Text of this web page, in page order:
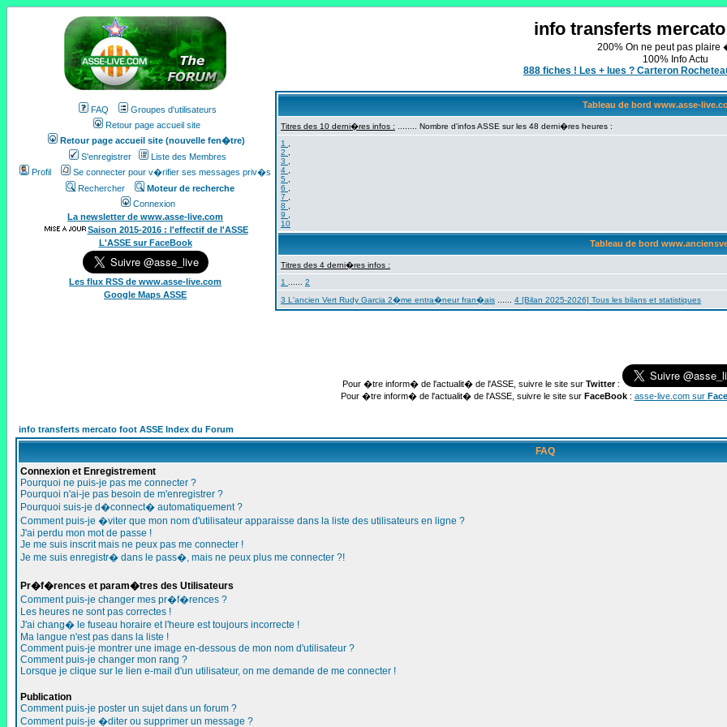
info transferts
200% On ne peut pas plaire
100% Info Actu
888 fiches ! Les + lues ? Carteron
FAQ
Groupes d'utilisateurs
Retour page accueil site
Retour page accueil site (nouvelle fen�tre)
S'enregistrer
Liste des Membres
Profil
Se connecter pour v�rifier ses messages priv�s
Rechercher
Moteur de recherche
Connexion
La newsletter de www.asse-live.com
Saison 2015-2016 : l'effectif de l'ASSE
L'ASSE sur FaceBook
Les flux RSS de www.asse-live.com
Google Maps ASSE
Tableau de bord www.asse-
Titres des 10 derni�res infos : Nombre d'infos ASSE sur les 48 derni�res heures :
1
2
3
4
5
6
7
8
9
10
Tableau de bord
Titres des 4 derni�res infos :
1
2
3 L'ancien Vert Rudy Garcia 2�me entra�neur fran�ais
4 [Bilan 2025-2026] Tous les bilans et statistiques
Pour �tre inform� de l'actualit� de l'ASSE, suivre le site sur Twitter:
Pour �tre inform� de l'actualit� de l'ASSE, suivre le site sur FaceBook: asse-live.com sur
info transferts mercato foot ASSE Index du Forum
FAQ
Connexion et Enregistrement
Pourquoi ne puis-je pas me connecter ?
Pourquoi n'ai-je pas besoin de m'enregistrer ?
Pourquoi suis-je d�connect� automatiquement ?
Comment puis-je �viter que mon nom d'utilisateur apparaisse dans la liste des utilisateurs en ligne ?
J'ai perdu mon mot de passe !
Je me suis inscrit mais ne peux pas me connecter !
Je me suis enregistr� dans le pass�, mais ne peux plus me connecter ?!
Pr�f�rences et param�tres des Utilisateurs
Comment puis-je changer mes pr�f�rences ?
Les heures ne sont pas correctes !
J'ai chang� le fuseau horaire et l'heure est toujours incorrecte !
Ma langue n'est pas dans la liste !
Comment puis-je montrer une image en-dessous de mon nom d'utilisateur ?
Comment puis-je changer mon rang ?
Lorsque je clique sur le lien e-mail d'un utilisateur, on me demande de me connecter !
Publication
Comment puis-je poster un sujet dans un forum ?
Comment puis-je �diter ou supprimer un message ?